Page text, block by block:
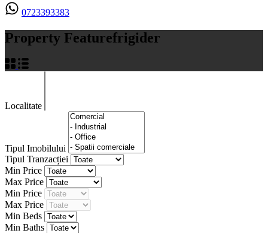
0723393383
Property Featurefrigider
Localitate
Tipul Imobilului
Tipul Tranzacției
Min Price
Max Price
Min Price
Max Price
Min Beds
Min Baths